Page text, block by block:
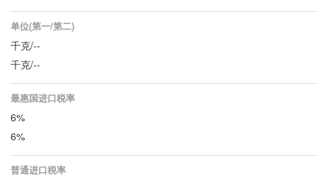
单位(第一/第二)
千克/--
千克/--
最惠国进口税率
6%
6%
普通进口税率